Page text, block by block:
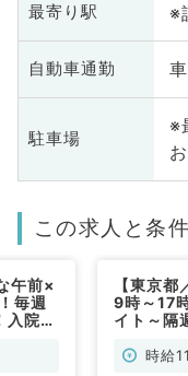
最寄り駅 ※
自動車通勤
駐車場
※
この求人と条
午前×
毎週
院患
【東京
9時～17
イト～隔
非常勤）
時給